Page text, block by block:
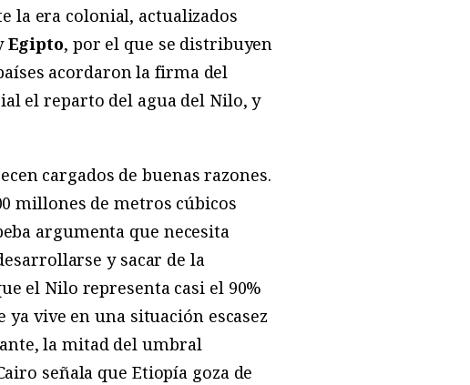
la era colonial, actualizados
Egipto, por el que se distribuyen
acordaron la firma del
el reparto del agua del Nilo, y
cargados de buenas razones.
millones de metros cúbicos
argumenta que necesita
y sacar de la
el Nilo representa casi el 90%
vive en una situación escasez
la mitad del umbral
señala que Etiopía goza de